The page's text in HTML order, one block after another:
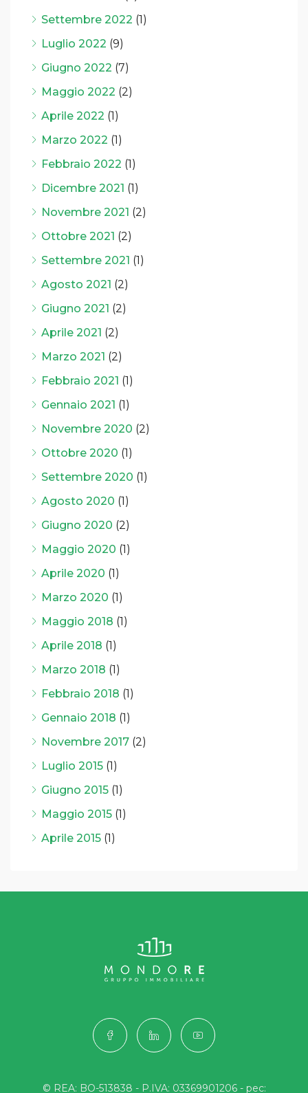
Settembre 2022 (1)
Luglio 2022 (9)
Giugno 2022 (7)
Maggio 2022 (2)
Aprile 2022 (1)
Marzo 2022 (1)
Febbraio 2022 (1)
Dicembre 2021 (1)
Novembre 2021 (2)
Ottobre 2021 (2)
Settembre 2021 (1)
Agosto 2021 (2)
Giugno 2021 (2)
Aprile 2021 (2)
Marzo 2021 (2)
Febbraio 2021 (1)
Gennaio 2021 (1)
Novembre 2020 (2)
Ottobre 2020 (1)
Settembre 2020 (1)
Agosto 2020 (1)
Giugno 2020 (2)
Maggio 2020 (1)
Aprile 2020 (1)
Marzo 2020 (1)
Maggio 2018 (1)
Aprile 2018 (1)
Marzo 2018 (1)
Febbraio 2018 (1)
Gennaio 2018 (1)
Novembre 2017 (2)
Luglio 2015 (1)
Giugno 2015 (1)
Maggio 2015 (1)
Aprile 2015 (1)
© REA: BO-513838 - P.IVA: 03369901206 - pec: